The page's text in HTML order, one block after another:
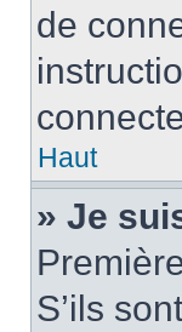
de
Haut
» Je
S’ils